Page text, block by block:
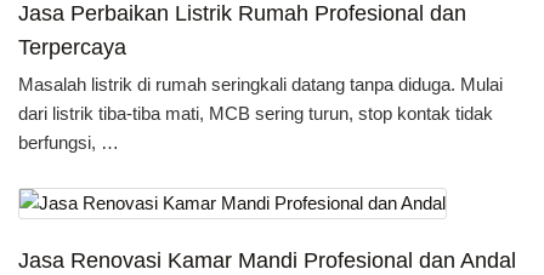
Jasa Perbaikan Listrik Rumah Profesional dan
Terpercaya
Masalah listrik di rumah seringkali datang tanpa diduga. Mulai
dari listrik tiba-tiba mati, MCB sering turun, stop kontak tidak
berfungsi, …
Jasa Renovasi Kamar Mandi Profesional dan Andal